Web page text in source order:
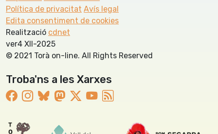
Política de privacitat Avís legal
Edita consentiment de cookies
Realització cdnet
ver4 XII-2025
© 2021 Torà on-line. All Rights Reserved
Troba'ns a les Xarxes